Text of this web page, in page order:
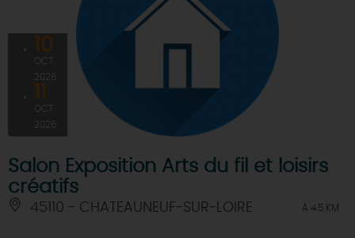
10
OCT
2026
OCT
2026
Salon Exposition Arts du fil et loisirs
créatifs
45110 - CHATEAUNEUF-SUR-LOIRE À 4.5 KM